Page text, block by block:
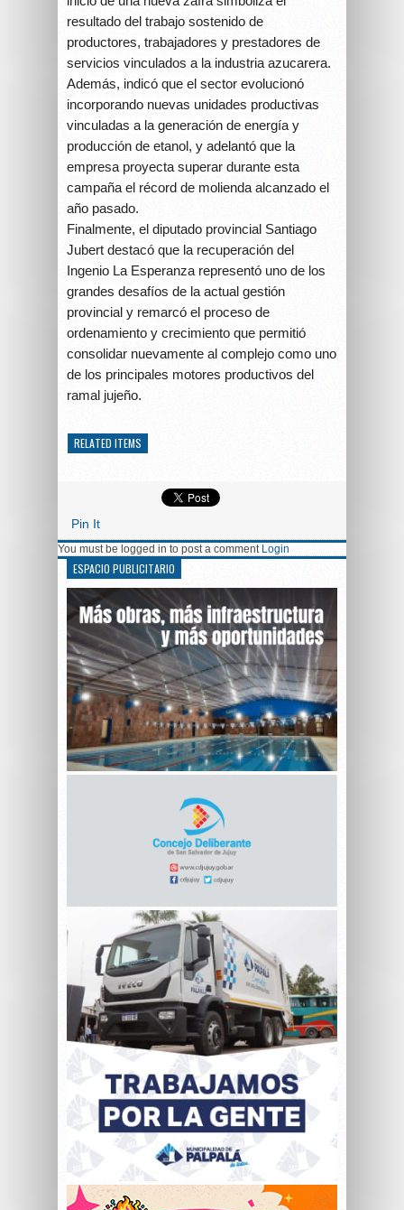
resultado del trabajo sostenido de
productores, trabajadores y prestadores de
servicios vinculados a la industria azucarera.
Además, indicó que el sector evolucionó
incorporando nuevas unidades productivas
vinculadas a la generación de energía y
producción de etanol, y adelantó que la
empresa proyecta superar durante esta
campaña el récord de molienda alcanzado el
año pasado.
Finalmente, el diputado provincial Santiago
Jubert destacó que la recuperación del
Ingenio La Esperanza representó uno de los
grandes desafíos de la actual gestión
provincial y remarcó el proceso de
ordenamiento y crecimiento que permitió
consolidar nuevamente al complejo como uno
de los principales motores productivos del
ramal jujeño.
RELATED ITEMS
Pin It
You must be logged in to post a comment Login
ESPACIO PUBLICITARIO